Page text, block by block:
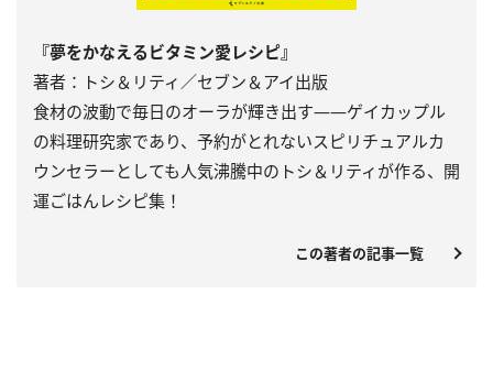
『夢をかなえるビタミン愛レシピ』
著者：トシ＆リティ／セブン＆アイ出版
食材の波動で毎日のオーラが輝き出す――ゲイカップル
の料理研究家であり、予約がとれないスピリチュアルカ
ウンセラーとしても人気沸騰中のトシ＆リティが作る、開
運ごはんレシピ集！
この著者の記事一覧